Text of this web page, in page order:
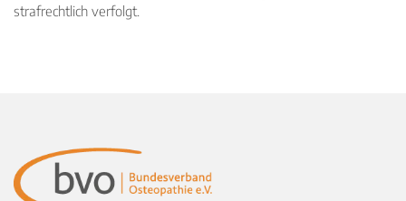
strafrechtlich verfolgt.